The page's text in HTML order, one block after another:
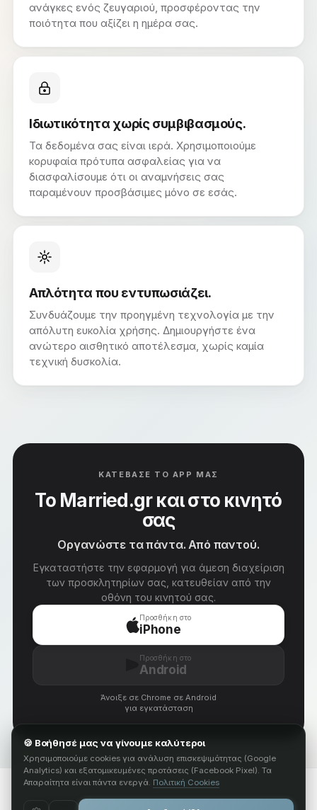
ανάγκες ενός ζευγαριού, προσφέροντας την
ποιότητα που αξίζει η ημέρα σας.
Ιδιωτικότητα χωρίς συμβιβασμούς.
Τα δεδομένα σας είναι ιερά. Χρησιμοποιούμε
κορυφαία πρότυπα ασφαλείας για να
διασφαλίσουμε ότι οι αναμνήσεις σας
παραμένουν προσβάσιμες μόνο σε εσάς.
Απλότητα που εντυπωσιάζει.
Συνδυάζουμε την προηγμένη τεχνολογία με την
απόλυτη ευκολία χρήσης. Δημιουργήστε ένα
ανώτερο αισθητικό αποτέλεσμα, χωρίς καμία
τεχνική δυσκολία.
ΚΑΤΕΒΑΣΕ ΤΟ APP ΜΑΣ
Το Married.gr και στο κινητό
σας
Οργανώστε τα πάντα. Από παντού.
Εγκαταστήστε την εφαρμογή για άμεση διαχείριση
των προσκλητηρίων σας, κατευθείαν από την
οθόνη του κινητού σας.
Προσθήκη στο
iPhone
Προσθήκη στο
Android
Άνοιξε σε Chrome σε Android
για εγκατάσταση
married.gr
🍪 Βοήθησέ μας να γίνουμε καλύτεροι
Χρησιμοποιούμε cookies για ανάλυση επισκεψιμότητας (Google
Analytics) και εξατομικευμένες προτάσεις (Facebook Pixel). Τα
Απαραίτητα είναι πάντα ενεργά. Πολιτική Cookies